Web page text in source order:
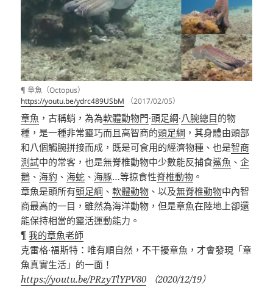
¶ 章魚（Octopus）
https://youtu.be/ydrc489USbM （2017/02/05）
章魚 ，古稱蛸，為為軟體動物門·頭足綱·八腕總目的物
種，是一種非常靈巧而且高智商的頭足綱 ，其身體由頭部
和八個觸腕拼接而成，既是可食用的經濟物種、也是智商
測試中的常客，也是無脊椎動物中少數能反捕食鯊魚 、企
鵝 、 海豹 、 海蛇 、 海豚…等掠食性脊椎動物 。
章魚是頭所有頭足綱 、軟體動物 、以及無脊椎動物中內智
商最高的一目，雖然為海洋動物，但是章魚在陸地上卻還
能保持相當的靈活運動能力。
¶我的章魚老師
克雷格·福斯特：唯有順自然，不干擾章魚，才會發現「章
魚真實生活」的一面！
https://youtu.be/PRzyTlYPV80
（2020/12/19）